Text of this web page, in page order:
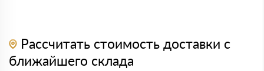
Рассчитать стоимость доставки с
ближайшего склада